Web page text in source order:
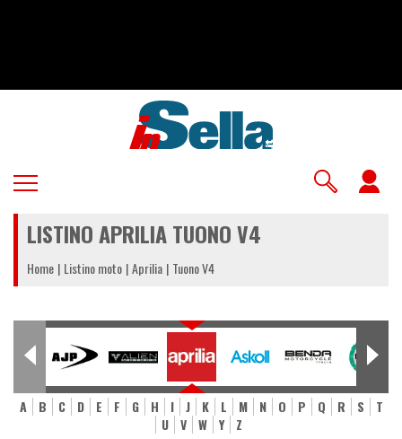
LISTINO APRILIA TUONO V4
Home Listino moto Aprilia Tuono V4
A B C D E F G H I J K L M N O P Q R S
T
U
V W Y Z